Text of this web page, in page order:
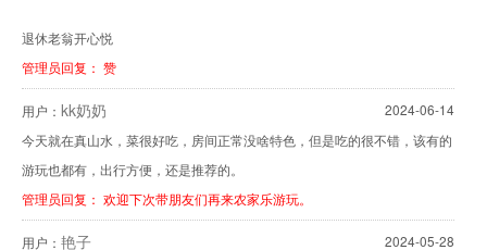
退休老翁开心悦
管理员回复： 赞
用户： kk奶奶
2024-06-14
今天就在真山水，菜很好吃，房间正常没啥特色，但是吃的很不错，该有的
游玩也都有，出行方便，还是推荐的。
管理员回复： 欢迎下次带朋友们再来农家乐游玩。
用户： 艳子
2024-05-28